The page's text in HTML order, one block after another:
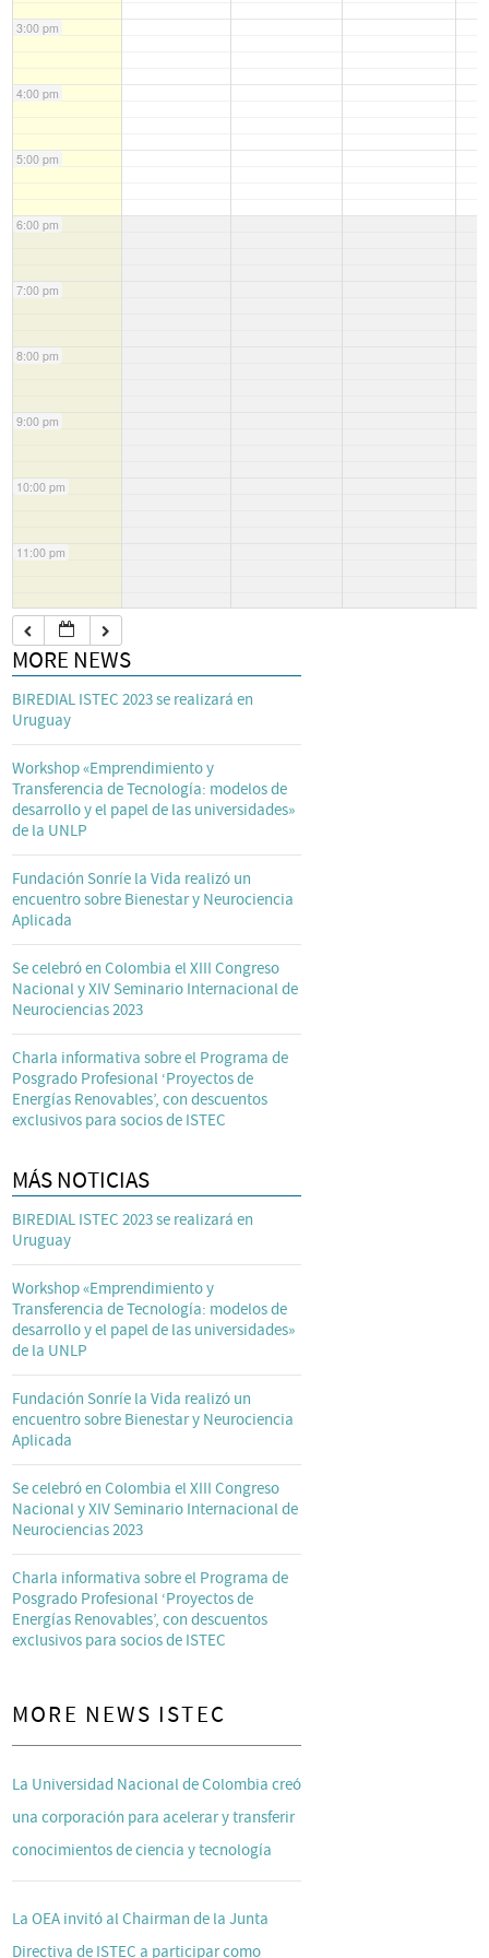
3:00 pm
4:00 pm
5:00 pm
6:00 pm
7:00 pm
8:00 pm
9:00 pm
10:00 pm
11:00 pm
MORE NEWS
BIREDIAL ISTEC 2023 se realizará en
Uruguay
Workshop «Emprendimiento y
Transferencia de Tecnología: modelos de
desarrollo y el papel de las universidades»
de la UNLP
Fundación Sonríe la Vida realizó un
encuentro sobre Bienestar y Neurociencia
Aplicada
Se celebró en Colombia el XIII Congreso
Nacional y XIV Seminario Internacional de
Neurociencias 2023
Charla informativa sobre el Programa de
Posgrado Profesional ‘Proyectos de
Energías Renovables’, con descuentos
exclusivos para socios de ISTEC
MÁS NOTICIAS
BIREDIAL ISTEC 2023 se realizará en
Uruguay
Workshop «Emprendimiento y
Transferencia de Tecnología: modelos de
desarrollo y el papel de las universidades»
de la UNLP
Fundación Sonríe la Vida realizó un
encuentro sobre Bienestar y Neurociencia
Aplicada
Se celebró en Colombia el XIII Congreso
Nacional y XIV Seminario Internacional de
Neurociencias 2023
Charla informativa sobre el Programa de
Posgrado Profesional ‘Proyectos de
Energías Renovables’, con descuentos
exclusivos para socios de ISTEC
MORE NEWS ISTEC
La Universidad Nacional de Colombia creó
una corporación para acelerar y transferir
conocimientos de ciencia y tecnología
La OEA invitó al Chairman de la Junta
Directiva de ISTEC a participar como